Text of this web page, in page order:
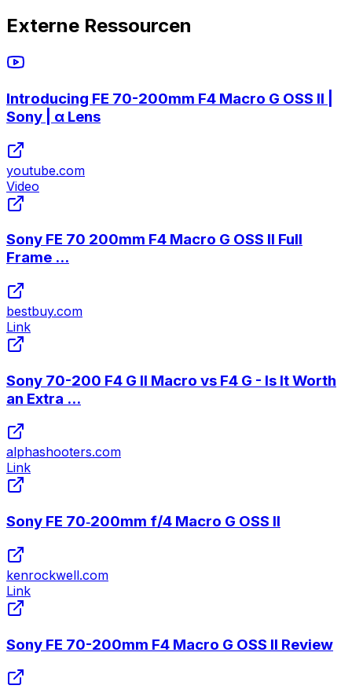
Externe Ressourcen
Introducing FE 70-200mm F4 Macro G OSS II |
Sony | α Lens
youtube.com
Video
Sony FE 70 200mm F4 Macro G OSS II Full
Frame ...
bestbuy.com
Link
Sony 70-200 F4 G II Macro vs F4 G - Is It Worth
an Extra ...
alphashooters.com
Link
Sony FE 70‑200mm f/4 Macro G OSS II
kenrockwell.com
Link
Sony FE 70-200mm F4 Macro G OSS II Review